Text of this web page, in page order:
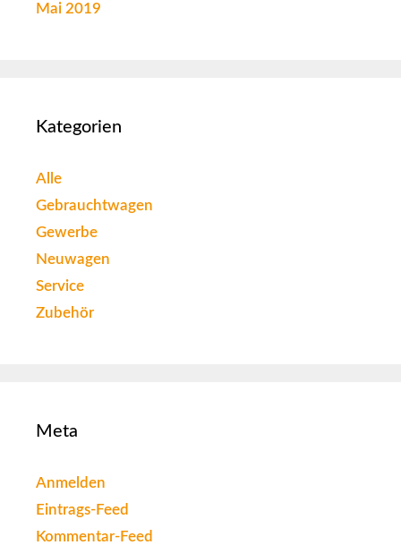
Mai 2019
Kategorien
Alle
Gebrauchtwagen
Gewerbe
Neuwagen
Service
Zubehör
Meta
Anmelden
Eintrags-Feed
Kommentar-Feed